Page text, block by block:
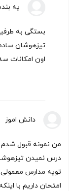
یه
بستگی به
تیزهوشان
اون امکانات
دانش اموز
من نمونه قبول
درس نمیدن
تویه مدارس
امتحان داریم با